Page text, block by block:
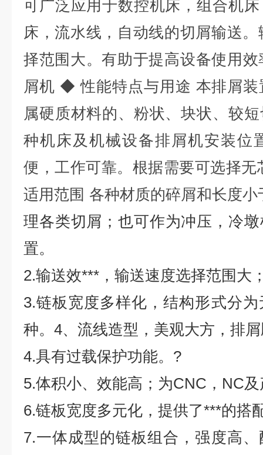
可广泛应用于数控机床，组合机
床，流水线，自动线的切屑输送
择范围大。有助于提高设备使用
屑机 ◆ 性能特点与用途 本排屑
属硬质材料的、粉状、块状、较
种机床及机械设备排屑机安装位
便，工作可靠。根据需要可选择
适用范围 各种材质的碎屑和长度
理各类切屑；也可作为冲压，冷
置。
2.输送效***，输送速度选择范围大
3.链板宽度多样化，结构形式分
种。4、流线造型，美观大方，排
4.具有过载保护功能。?
5.体积小、效能高；为CNC，NC
6.链板宽度多元化，提供了***的搭
7.一体成型的链板组合，强度高